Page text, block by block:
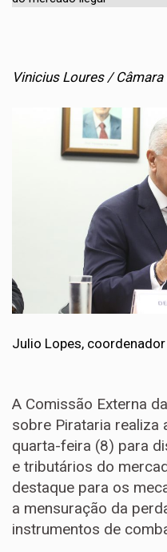
Vinicius Loures /
Julio Lopes,
A Comissão Externa
sobre Pirataria realiza
quarta-feira (8) para
e tributários do
destaque para os
a mensuração da
instrumentos de